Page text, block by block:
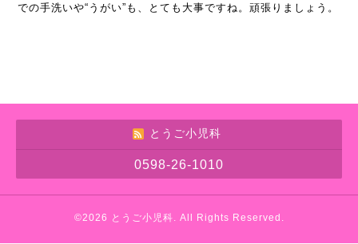
での手洗いや“うがい”も、とても大事ですね。頑張りましょう。
とうご小児科
0598-26-1010
©2026 とうご小児科 . All Rights Reserved.